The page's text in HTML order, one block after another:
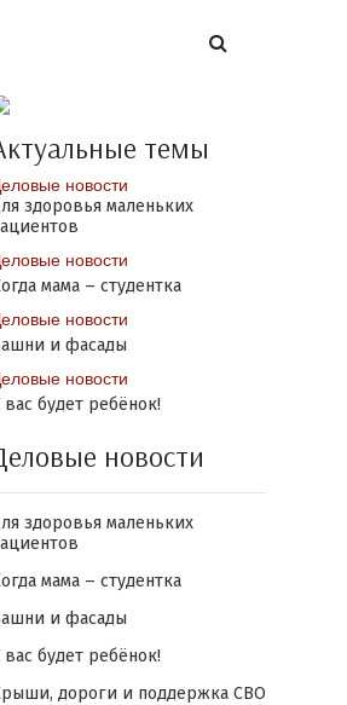
темы
новости
здоровья маленьких
новости
мама – студентка
новости
и фасады
новости
вас будет ребёнок!
новости
здоровья маленьких
мама – студентка
и фасады
вас будет ребёнок!
дороги и поддержка СВО